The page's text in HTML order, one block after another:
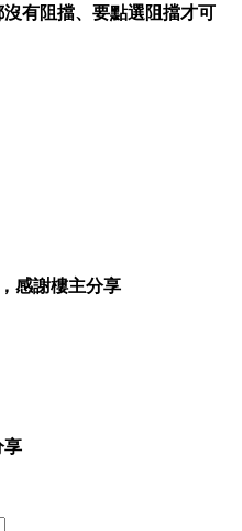
有阻擋、要點選阻擋才可
感謝樓主分享
享